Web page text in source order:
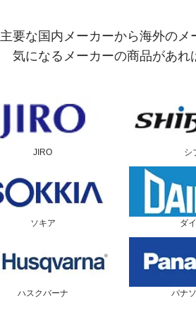
主要な国内メーカーから海外のメ
気になるメーカーの商品があれ
JIRO シ
ソキア ダ
ハスクバーナ パナ